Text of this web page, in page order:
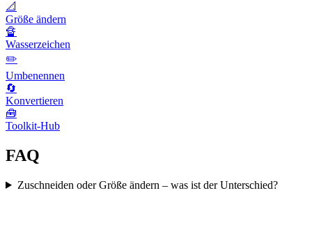
📐
Größe ändern
🔏
Wasserzeichen
✏️
Umbenennen
🔄
Konvertieren
🧰
Toolkit-Hub
FAQ
Zuschneiden oder Größe ändern – was ist der Unterschied?